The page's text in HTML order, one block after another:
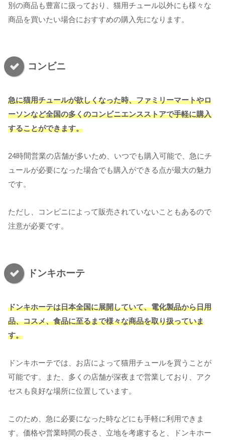
別の商品も豊富に扱っており、猫用チュール以外にも様々な
商品を買いたい場合におすすめの購入先になります。
コンビニ
急に猫用チュールが欲しくなった時、ファミリーマートやロ
ーソンなど全国の多くのコンビニエンスストアで手軽に購入
することができます。
24時間営業の店舗が多いため、いつでも購入可能で、急にチ
ュールが必要になった場合でも購入ができる点が最大の魅力
です。
ただし、コンビニによって販売されていないこともあるので
注意が必要です。
ドンキホーテ
ドンキホーテは日本全国に展開していて、電化製品から日用
品、コスメ、食品に至るまで様々な商品を取り扱っていま
す。
ドンキホーテでは、お店によって猫用チュールを買うことが
可能です。また、多くの店舗が深夜まで営業しており、アク
セスも良好な場所に位置しています。
このため、急に必要になった時などにも手軽に利用できま
す。価格や営業時間の長さ、立地を考慮すると、ドンキホー